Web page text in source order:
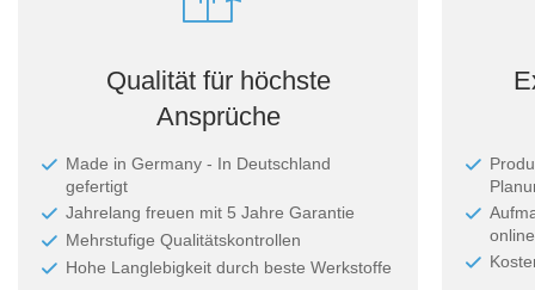
Qualität für höchste
Ansprüche
Made in Germany - In Deutschland
gefertigt
Jahrelang freuen mit 5 Jahre Garantie
Mehrstufige Qualitätskontrollen
Hohe Langlebigkeit durch beste Werkstoffe